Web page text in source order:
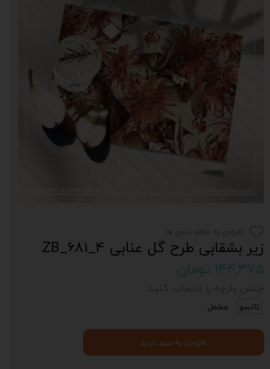
زیر بشقابی طرح گل عنابی 4_681_ZB
۱۴۴,۳۷۵ تومان
تانسو مخمل
افزودن به سبد خرید
افزودن به علاقه مندی ها